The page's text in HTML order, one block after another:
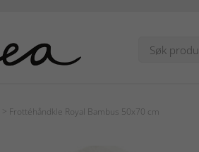
> Frottéhåndkle Royal Bambus 50x70 cm